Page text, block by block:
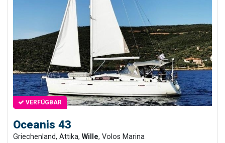
VERFÜGBAR
Oceanis 43
Griechenland, Attika, Wille, Volos Marina